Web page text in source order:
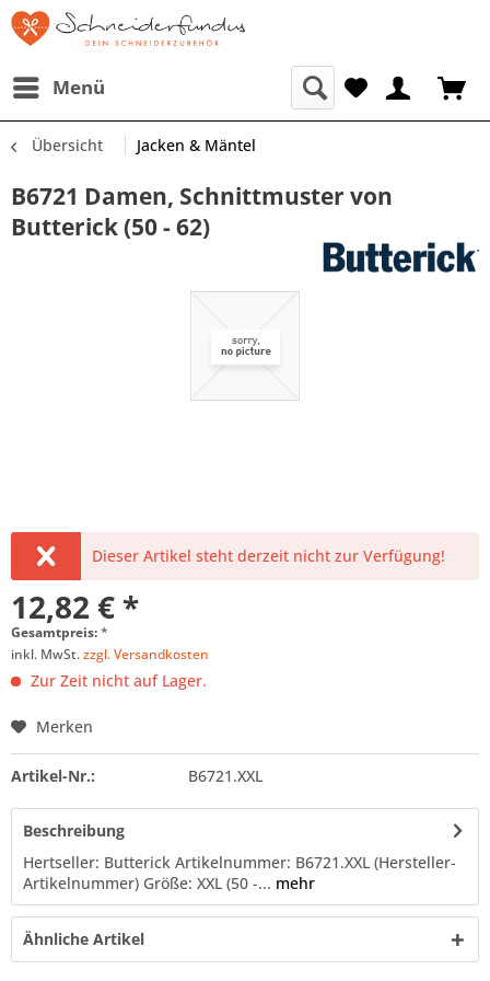
Menü
Übersicht Jacken & Mäntel
B6721 Damen, Schnittmuster von
Butterick (50 - 62)
Dieser Artikel steht derzeit nicht zur Verfügung!
12,82 € *
Gesamtpreis:*
inkl. MwSt.zzgl. Versandkosten
Zur Zeit nicht auf Lager.
Merken
Artikel-Nr.: B6721.XXL
Beschreibung
Hertseller: Butterick Artikelnummer: B6721.XXL (Hersteller-
Artikelnummer) Größe: XXL (50 -... mehr
Ähnliche Artikel